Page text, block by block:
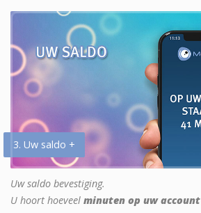
3. Uw saldo +
Uw saldo bevestiging.
U hoort hoeveel minuten op uw account